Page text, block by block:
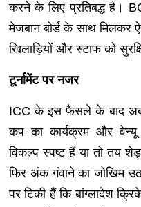
करने के लिए प्रतिबद्ध है।
मेजबान बोर्ड के साथ मिलकर
खिलाड़ियों और स्टाफ को
टूर्नामेंट पर नजर
ICC के इस फैसले के बाद अब
कप का कार्यक्रम और वेन्यू
विकल्प स्पष्ट हैं या तो तय
फिर अंक गंवाने का जोखिम
पर टिकी हैं कि बांग्लादेश